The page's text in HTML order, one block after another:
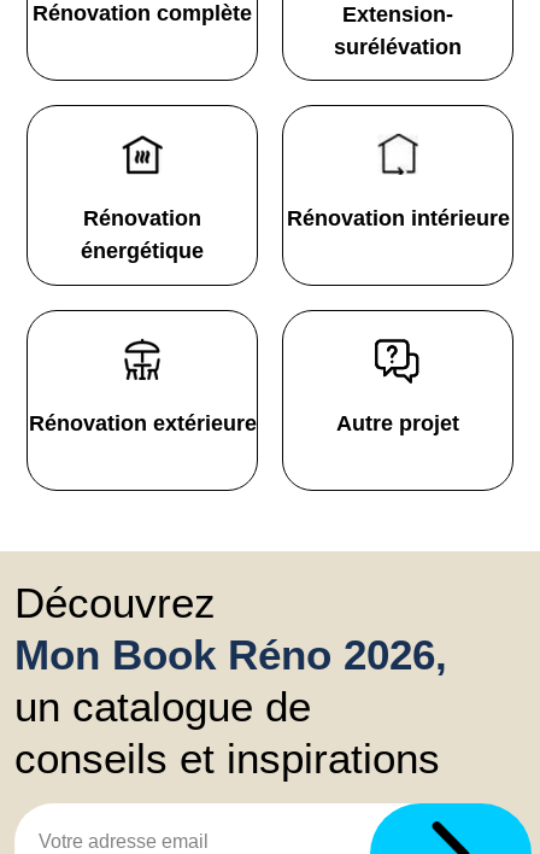
Rénovation complète
Extension-
surélévation
Rénovation
énergétique
Rénovation intérieure
Rénovation extérieure Autre projet
Découvrez
Mon Book Réno 2026,
un catalogue de
conseils et inspirations